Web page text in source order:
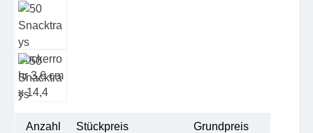
Anzahl Stückpreis Grundpreis